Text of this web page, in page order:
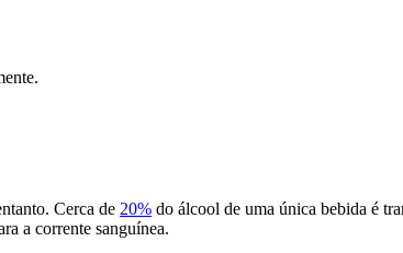
Cerca de 20% do álcool de uma única bebida é
a corrente sanguínea.